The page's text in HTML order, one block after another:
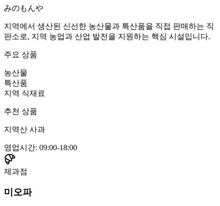
みのもんや
지역에서 생산된 신선한 농산물과 특산품을 직접 판매하는 직
판소로, 지역 농업과 산업 발전을 지원하는 핵심 시설입니다.
주요 상품
농산물
특산품
지역 식재료
추천 상품
지역산 사과
영업시간: 09:00-18:00
제과점
미오파